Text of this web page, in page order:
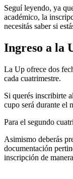
Seguí leyendo, ya
académico, la
necesitás saber si
Ingreso a la
La Up ofrece dos
cada cuatrimestre.
Si querés inscribirte
cupo será durante el
Para el segundo
Asimismo deberás
documentación
inscripción de